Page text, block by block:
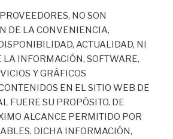
NO SON
DE LA CONVENIENCIA,
ACTUALIDAD, NI
LA INFORMACIÓN, SOFTWARE,
Y GRÁFICOS
EN EL SITIO WEB DE
FUERE SU PROPÓSITO. DE
ALCANCE PERMITIDO POR
DICHA INFORMACIÓN,